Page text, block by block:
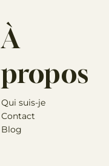
À
propos
Qui suis-je
Contact
Blog